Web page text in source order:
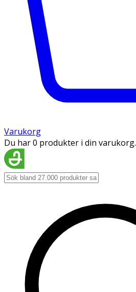
Varukorg
Du har 0 produkter i din varukorg.